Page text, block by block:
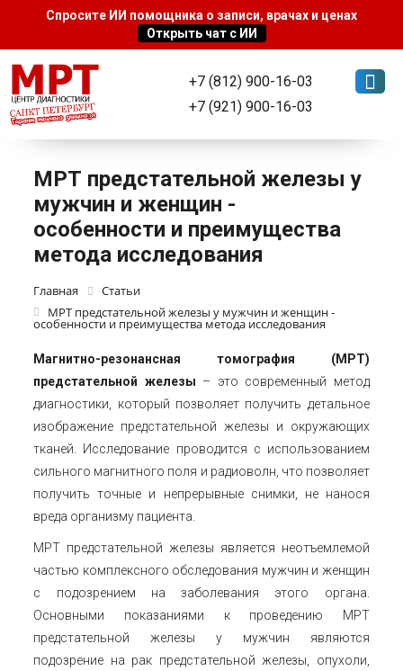
+7 (812) 900-16-03
+7 (921) 900-16-03
МРТ предстательной железы у
мужчин и женщин -
особенности и преимущества
метода исследования
Главная
Статьи
МРТ предстательной железы у мужчин и женщин -
особенности и преимущества метода исследования
Магнитно-резонансная томография (МРТ)
предстательной железы – это современный метод
диагностики, который позволяет получить детальное
изображение предстательной железы и окружающих
тканей. Исследование проводится с использованием
сильного магнитного поля и радиоволн, что позволяет
получить точные и непрерывные снимки, не нанося
вреда организму пациента.
МРТ предстательной железы является неотъемлемой
частью комплексного обследования мужчин и женщин
с подозрением на заболевания этого органа.
Основными показаниями к проведению МРТ
предстательной железы у мужчин являются
подозрение на рак предстательной железы, опухоли,